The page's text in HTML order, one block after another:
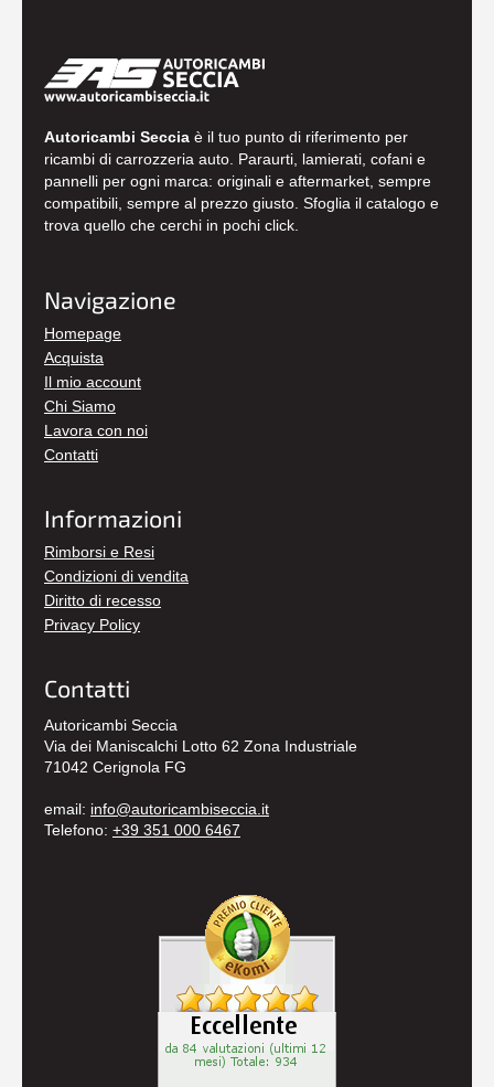
Autoricambi Seccia è il tuo punto di riferimento per
ricambi di carrozzeria auto. Paraurti, lamierati, cofani e
pannelli per ogni marca: originali e aftermarket, sempre
compatibili, sempre al prezzo giusto. Sfoglia il catalogo e
trova quello che cerchi in pochi click.
Navigazione
Homepage
Acquista
Il mio account
Chi Siamo
Lavora con noi
Contatti
Informazioni
Rimborsi e Resi
Condizioni di vendita
Diritto di recesso
Privacy Policy
Contatti
Autoricambi Seccia
Via dei Maniscalchi Lotto 62 Zona Industriale
71042 Cerignola FG
email: info@autoricambiseccia.it
Telefono: +39 351 000 6467